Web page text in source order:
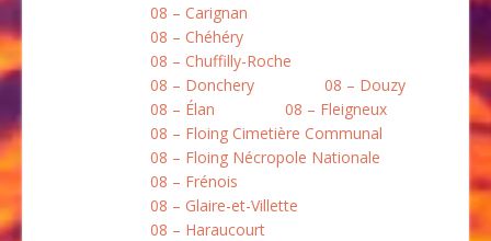
08 – Carignan
08 – Chéhéry
08 – Chuffilly-Roche
08 – Donchery
08 – Douzy
08 – Élan
08 – Fleigneux
08 – Floing Cimetière Communal
08 – Floing Nécropole Nationale
08 – Frénois
08 – Glaire-et-Villette
08 – Haraucourt